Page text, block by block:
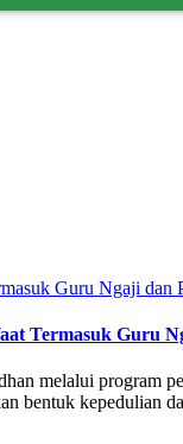
Termasuk Guru
melalui program
bentuk kepedulian